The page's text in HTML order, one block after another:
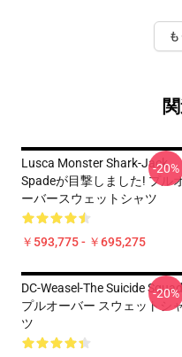
Lusca Monster Shark-Jack
Spadeが目撃しました! プル
ーバースウェットシャツ
￥593,775 - ￥695,275
-20%
DC-Weasel-The Suicide Squad
プルオーバー スウェットシャ
ツ
-20%